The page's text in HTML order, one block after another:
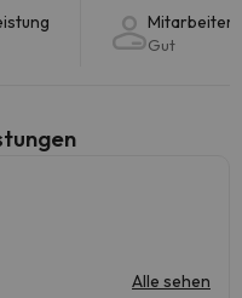
Mitarbeiter
Gut
Alle sehen